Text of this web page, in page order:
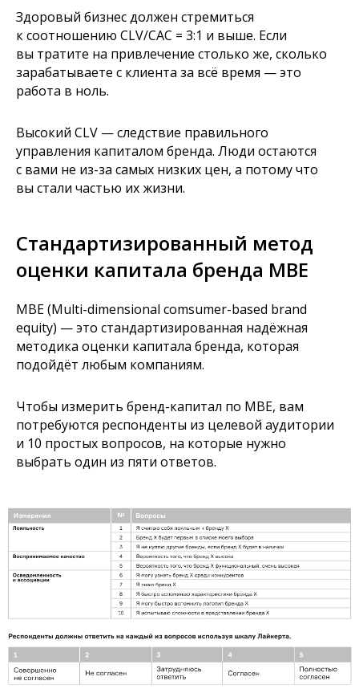
Здоровый бизнес должен стремиться
к соотношению CLV/CAC = 3:1 и выше. Если
вы тратите на привлечение столько же, сколько
зарабатываете с клиента за всё время — это
работа в ноль.
Высокий CLV — следствие правильного
управления капиталом бренда. Люди остаются
с вами не из-за самых низких цен, а потому что
вы стали частью их жизни.
Стандартизированный метод
оценки капитала бренда MBE
MBE (Multi-dimensional comsumer-based brand
equity) — это стандартизированная надёжная
методика оценки капитала бренда, которая
подойдёт любым компаниям.
Чтобы измерить бренд-капитал по MBE, вам
потребуются респонденты из целевой аудитории
и 10 простых вопросов, на которые нужно
выбрать один из пяти ответов.